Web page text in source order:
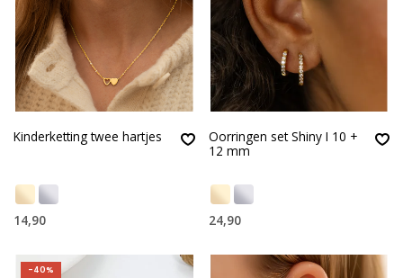
Kinderketting twee hartjes
14,90
Oorringen set Shiny I 10 +
12 mm
24,90
-40%